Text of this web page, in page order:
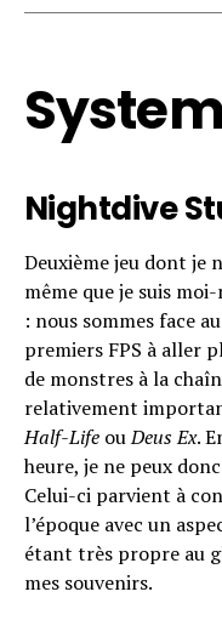
Nightdive
Deuxième jeu dont je
même que je suis
: nous sommes face
premiers FPS à aller
de monstres à la
relativement
Half-Life ouDeus Ex.
heure, je ne peux
Celui-ci parvient à
l’époque avec un
étant très propre au
mes souvenirs.